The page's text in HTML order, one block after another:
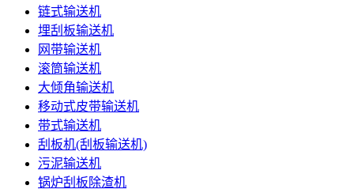
链式输送机
埋刮板输送机
网带输送机
滚筒输送机
大倾角输送机
移动式皮带输送机
带式输送机
刮板机(刮板输送机)
污泥输送机
锅炉刮板除渣机